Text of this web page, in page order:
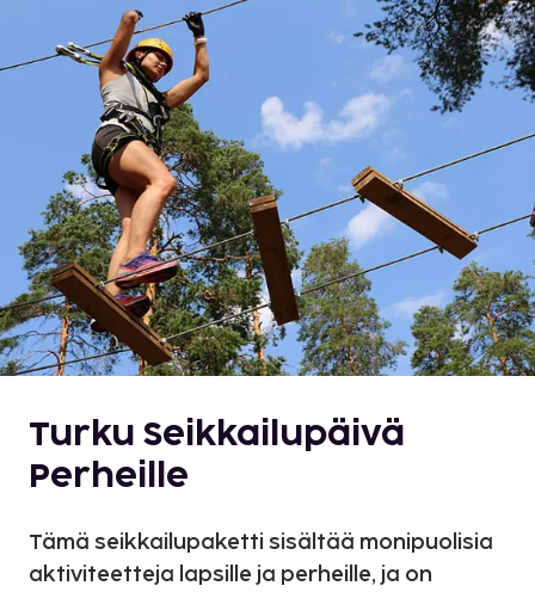
Turku Seikkailupäivä
Perheille
Tämä seikkailupaketti sisältää monipuolisia
aktiviteetteja lapsille ja perheille, ja on